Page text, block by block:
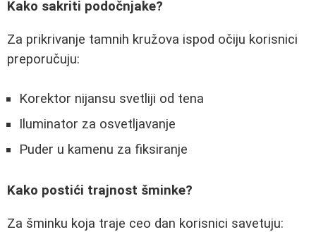
Kako sakriti podočnjake?
Za prikrivanje tamnih kružova ispod očiju korisnici
preporučuju:
Korektor nijansu svetliji od tena
Iluminator za osvetljavanje
Puder u kamenu za fiksiranje
Kako postići trajnost šminke?
Za šminku koja traje ceo dan korisnici savetuju: